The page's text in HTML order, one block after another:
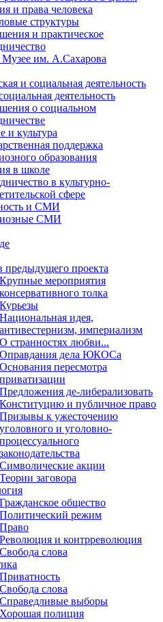
и права человека
структуры
и практическое
им. А.Сахарова
и социальная деятельность
деятельность
о социальном
и культура
поддержка
образования
в школе
в культурно-
сфере
и СМИ
СМИ
предыдущего проекта
Крупные мероприятия
консервативного толка
Курьезы
Национальная идея,
антивестернизм, империализм
О странностях любви...
Оправдания дела ЮКОСа
Основания пересмотра
приватизации
Предложения де-либерализовать
Конституцию и публичное право
Призывы к ужесточению
уголовного и уголовно-
процессуального
законодательства
Символические акции
Теории заговора
Гражданское общество
Политический режим
Право
Революция и контрреволюция
Свобода слова
Приватность
Свобода слова
Справедливые выборы
Хорошая полиция